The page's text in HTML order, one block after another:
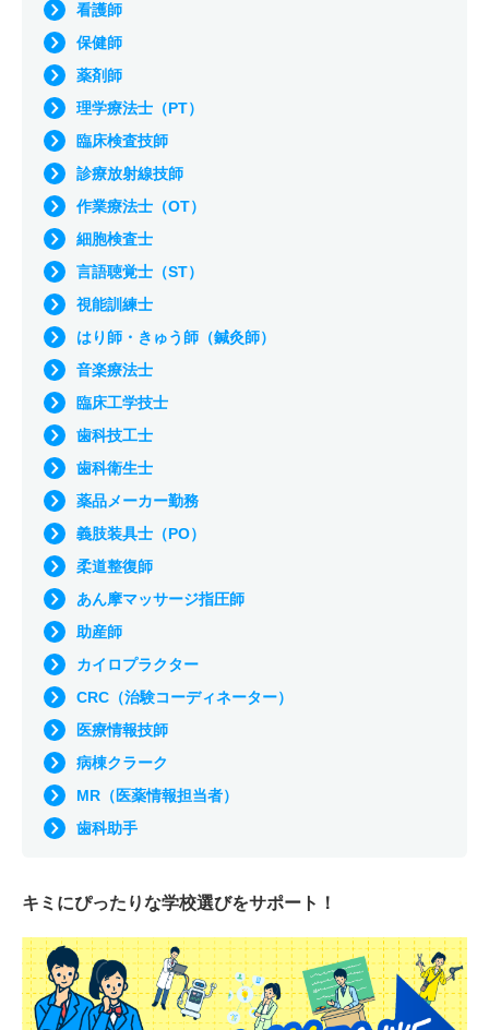
看護師
保健師
薬剤師
理学療法士（PT）
臨床検査技師
診療放射線技師
作業療法士（OT）
細胞検査士
言語聴覚士（ST）
視能訓練士
はり師・きゅう師（鍼灸師）
音楽療法士
臨床工学技士
歯科技工士
歯科衛生士
薬品メーカー勤務
義肢装具士（PO）
柔道整復師
あん摩マッサージ指圧師
助産師
カイロプラクター
CRC（治験コーディネーター）
医療情報技師
病棟クラーク
MR（医薬情報担当者）
歯科助手
キミにぴったりな学校選びをサポート！